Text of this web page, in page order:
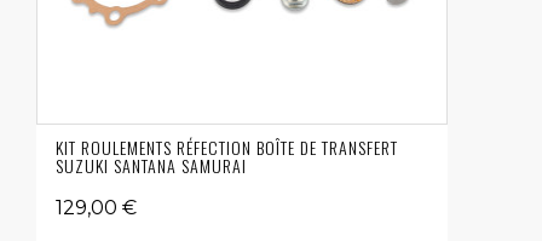
KIT ROULEMENTS RÉFECTION BOÎTE DE TRANSFERT
SUZUKI SANTANA SAMURAI
129,00 €